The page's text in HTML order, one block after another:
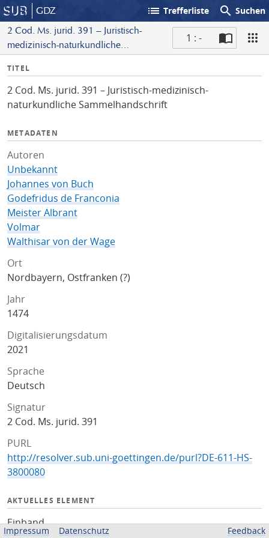
GDZ list Trefferliste search Suchen
2 Cod. Ms. jurid. 391 – Juristisch-
medizinisch-naturkundliche
1 : -
I
f
o
TITEL
2 Cod. Ms. jurid. 391 – Juristisch-medizinisch-
naturkundliche Sammelhandschrift
METADATEN
Autoren
Unbekannt
Johannes von Buch
Godefridus de Franconia
Meister Albrant
Volmar
Walthisar von der Wage
Ort
Nordbayern, Ostfranken (?)
Jahr
1474
Digitalisierungsdatum
2021
Sprache
Deutsch
Signatur
2 Cod. Ms. jurid. 391
PURL
http://resolver.sub.uni-goettingen.de/purl?DE-611-HS-
3800080
AKTUELLES ELEMENT
Einband
Impressum Datenschutz Feedback